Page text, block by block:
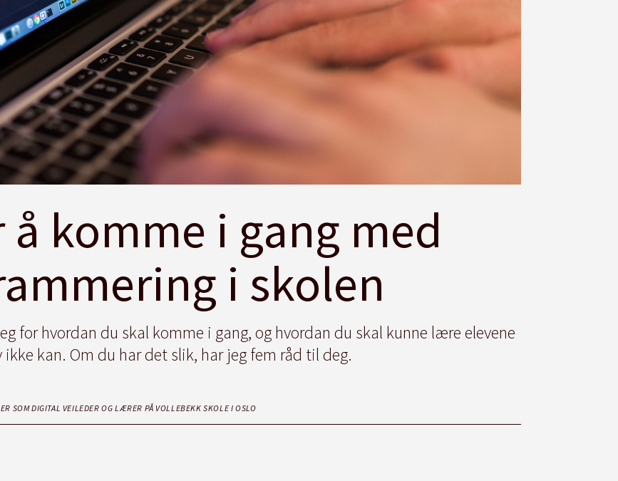
å komme i gang med
i skolen
for hvordan du skal komme i gang, og hvordan du skal kunne lære elevene
ikke kan. Om du har det slik, har jeg fem råd til deg.
SOM DIGITAL VEILEDER OG LÆRER PÅ VOLLEBEKK SKOLE I OSLO